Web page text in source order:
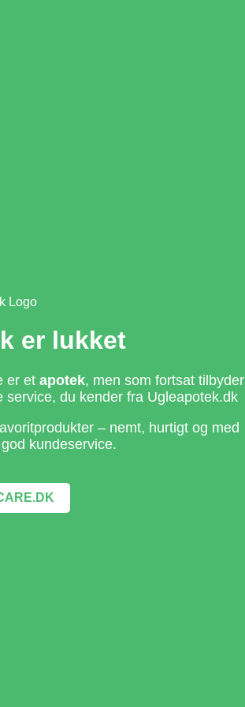
er lukket
er et apotek, men som fortsat tilbyder
du kender fra Ugleapotek.dk
– nemt, hurtigt og med
kundeservice.